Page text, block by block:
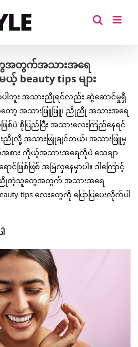
တွက်အသားအရေ
beauty tips များ
ါဘူး အသားညိုရင်လည်း ဆွဲဆောင်မှုရှိ
ော့ အသားဖြူဖြူ၊ ညိုညို အသားအရေ
ြစ်ပဲ စိုပြည်ပြီး အသားလေးကြည်နေရင်
ညိုလို့ အသားဖြူချင်တယ်၊ အသားဖြူမှ
စား ကိုယ့်အသားအရေကိုပဲ သေချာ
ြစ်ဖြစ် အမြဲလှနေမှာပါ။ ဒါကြောင့်
းညိုတဲ့သူတွေအတွက် အသားအရေ
tips လေးတွေကို ပြောပြပေးလိုက်ပါ